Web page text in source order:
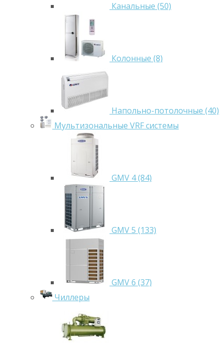
Канальные (50)
Колонные (8)
Напольно-потолочные (40)
Мультизональные VRF системы
GMV 4 (84)
GMV 5 (133)
GMV 6 (37)
Чиллеры